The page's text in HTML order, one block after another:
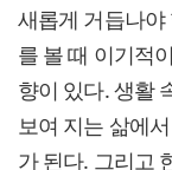
새롭게 거듭나야
를 볼 때 이기적
향이 있다. 생활
보여 지는 삶에
가 된다. 그리고